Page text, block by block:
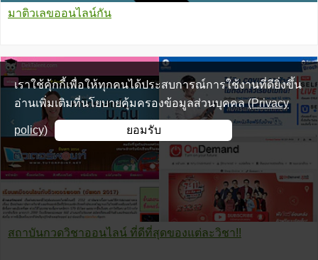
มาติวเลขออนไลน์กัน
สถาบันกวดวิชาออนไลน์ ที่ดีที่สุดของแต่ละวิชา!!
เราใช้คุ้กกี้เพื่อให้ทุกคนได้ประสบการณ์การใช้งานที่ดียิ่งขึ้น
อ่านเพิ่มเติมที่นโยบายคุ้มครองข้อมูลส่วนบุคคล(Privacy
policy) ยอมรับ